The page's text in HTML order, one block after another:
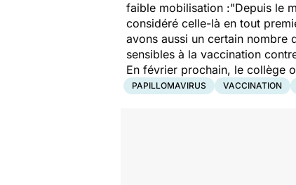
faible mobilisation :"Depuis le
considéré celle-là en tout
avons aussi un certain nombre
sensibles à la vaccination
En février prochain, le collège
PAPILLOMAVIRUS VACCINATION